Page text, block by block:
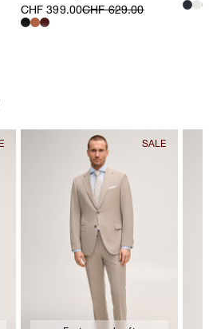
CHF 399.00CHF 629.00